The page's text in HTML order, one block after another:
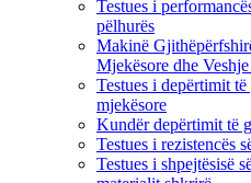
Testues i
pëlhurës
Makinë
Mjekësore dhe
Testues i depërtimit
mjekësore
Kundër depërtimit të
Testues i rezistencës
Testues i shpejtësisë